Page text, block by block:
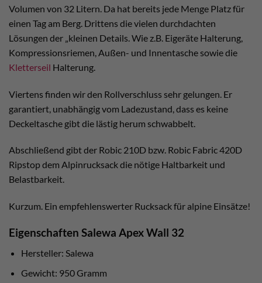
Volumen von 32 Litern. Da hat bereits jede Menge Platz für
einen Tag am Berg. Drittens die vielen durchdachten
Lösungen der „kleinen Details. Wie z.B. Eigeräte Halterung,
Kompressionsriemen, Außen- und Innentasche sowie die
Kletterseil Halterung.
Viertens finden wir den Rollverschluss sehr gelungen. Er
garantiert, unabhängig vom Ladezustand, dass es keine
Deckeltasche gibt die lästig herum schwabbelt.
Abschließend gibt der Robic 210D bzw. Robic Fabric 420D
Ripstop dem Alpinrucksack die nötige Haltbarkeit und
Belastbarkeit.
Kurzum. Ein empfehlenswerter Rucksack für alpine Einsätze!
Eigenschaften Salewa Apex Wall 32
Hersteller: Salewa
Gewicht: 950 Gramm